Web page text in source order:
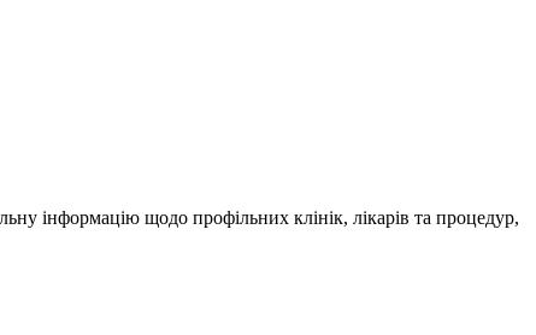
інформацію щодо профільних клінік, лікарів та процедур,